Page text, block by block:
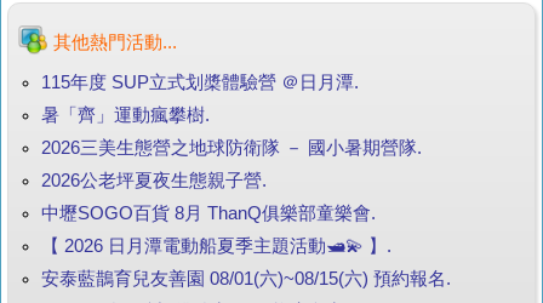
其他熱門活動...
115年度 SUP立式划槳體驗營 ＠日月潭.
暑「齊」運動瘋攀樹.
2026三美生態營之地球防衛隊 － 國小暑期營隊.
2026公老坪夏夜生態親子營.
中壢SOGO百貨 8月 ThanQ俱樂部童樂會.
【 2026 日月潭電動船夏季主題活動🛥️💫 】.
安泰藍鵲育兒友善園 08/01(六)~08/15(六) 預約報名.